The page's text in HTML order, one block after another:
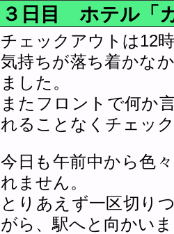
３日目 ホテル「
チェックアウトは12
気持ちが落ち着かな
ました。
またフロントで何か
れることなくチェッ
今日も午前中から色
れません。
とりあえず一区切り
がら、駅へと向かい